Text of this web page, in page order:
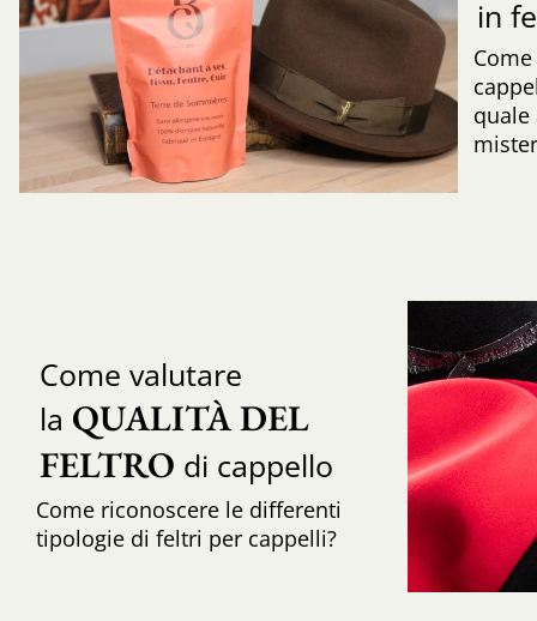
in
Come valutare
la QUALITÀ DEL
FELTRO di cappello
Come riconoscere le differenti
tipologie di feltri per cappelli?